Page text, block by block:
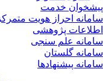
خدمت
احراز هویت متمرکز
پژوهشی
علم سنجی
گلستان
پیشنهادها